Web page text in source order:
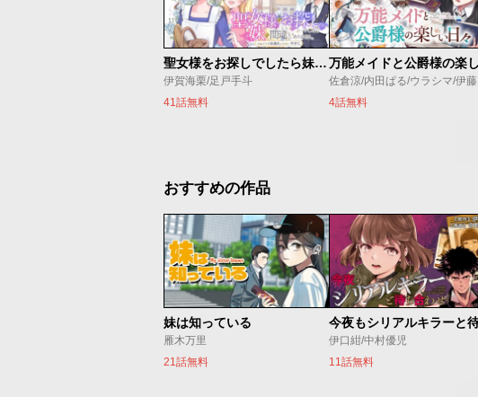
聖女様をお探しでしたら妹で間違いありません。さあどうぞお連れください、今すぐ。
伊賀海栗/足戸手斗
41話無料
4話無料
おすすめの作品
妹は知っている
雁木万里
21話無料
伊口紺/中村優児
11話無料